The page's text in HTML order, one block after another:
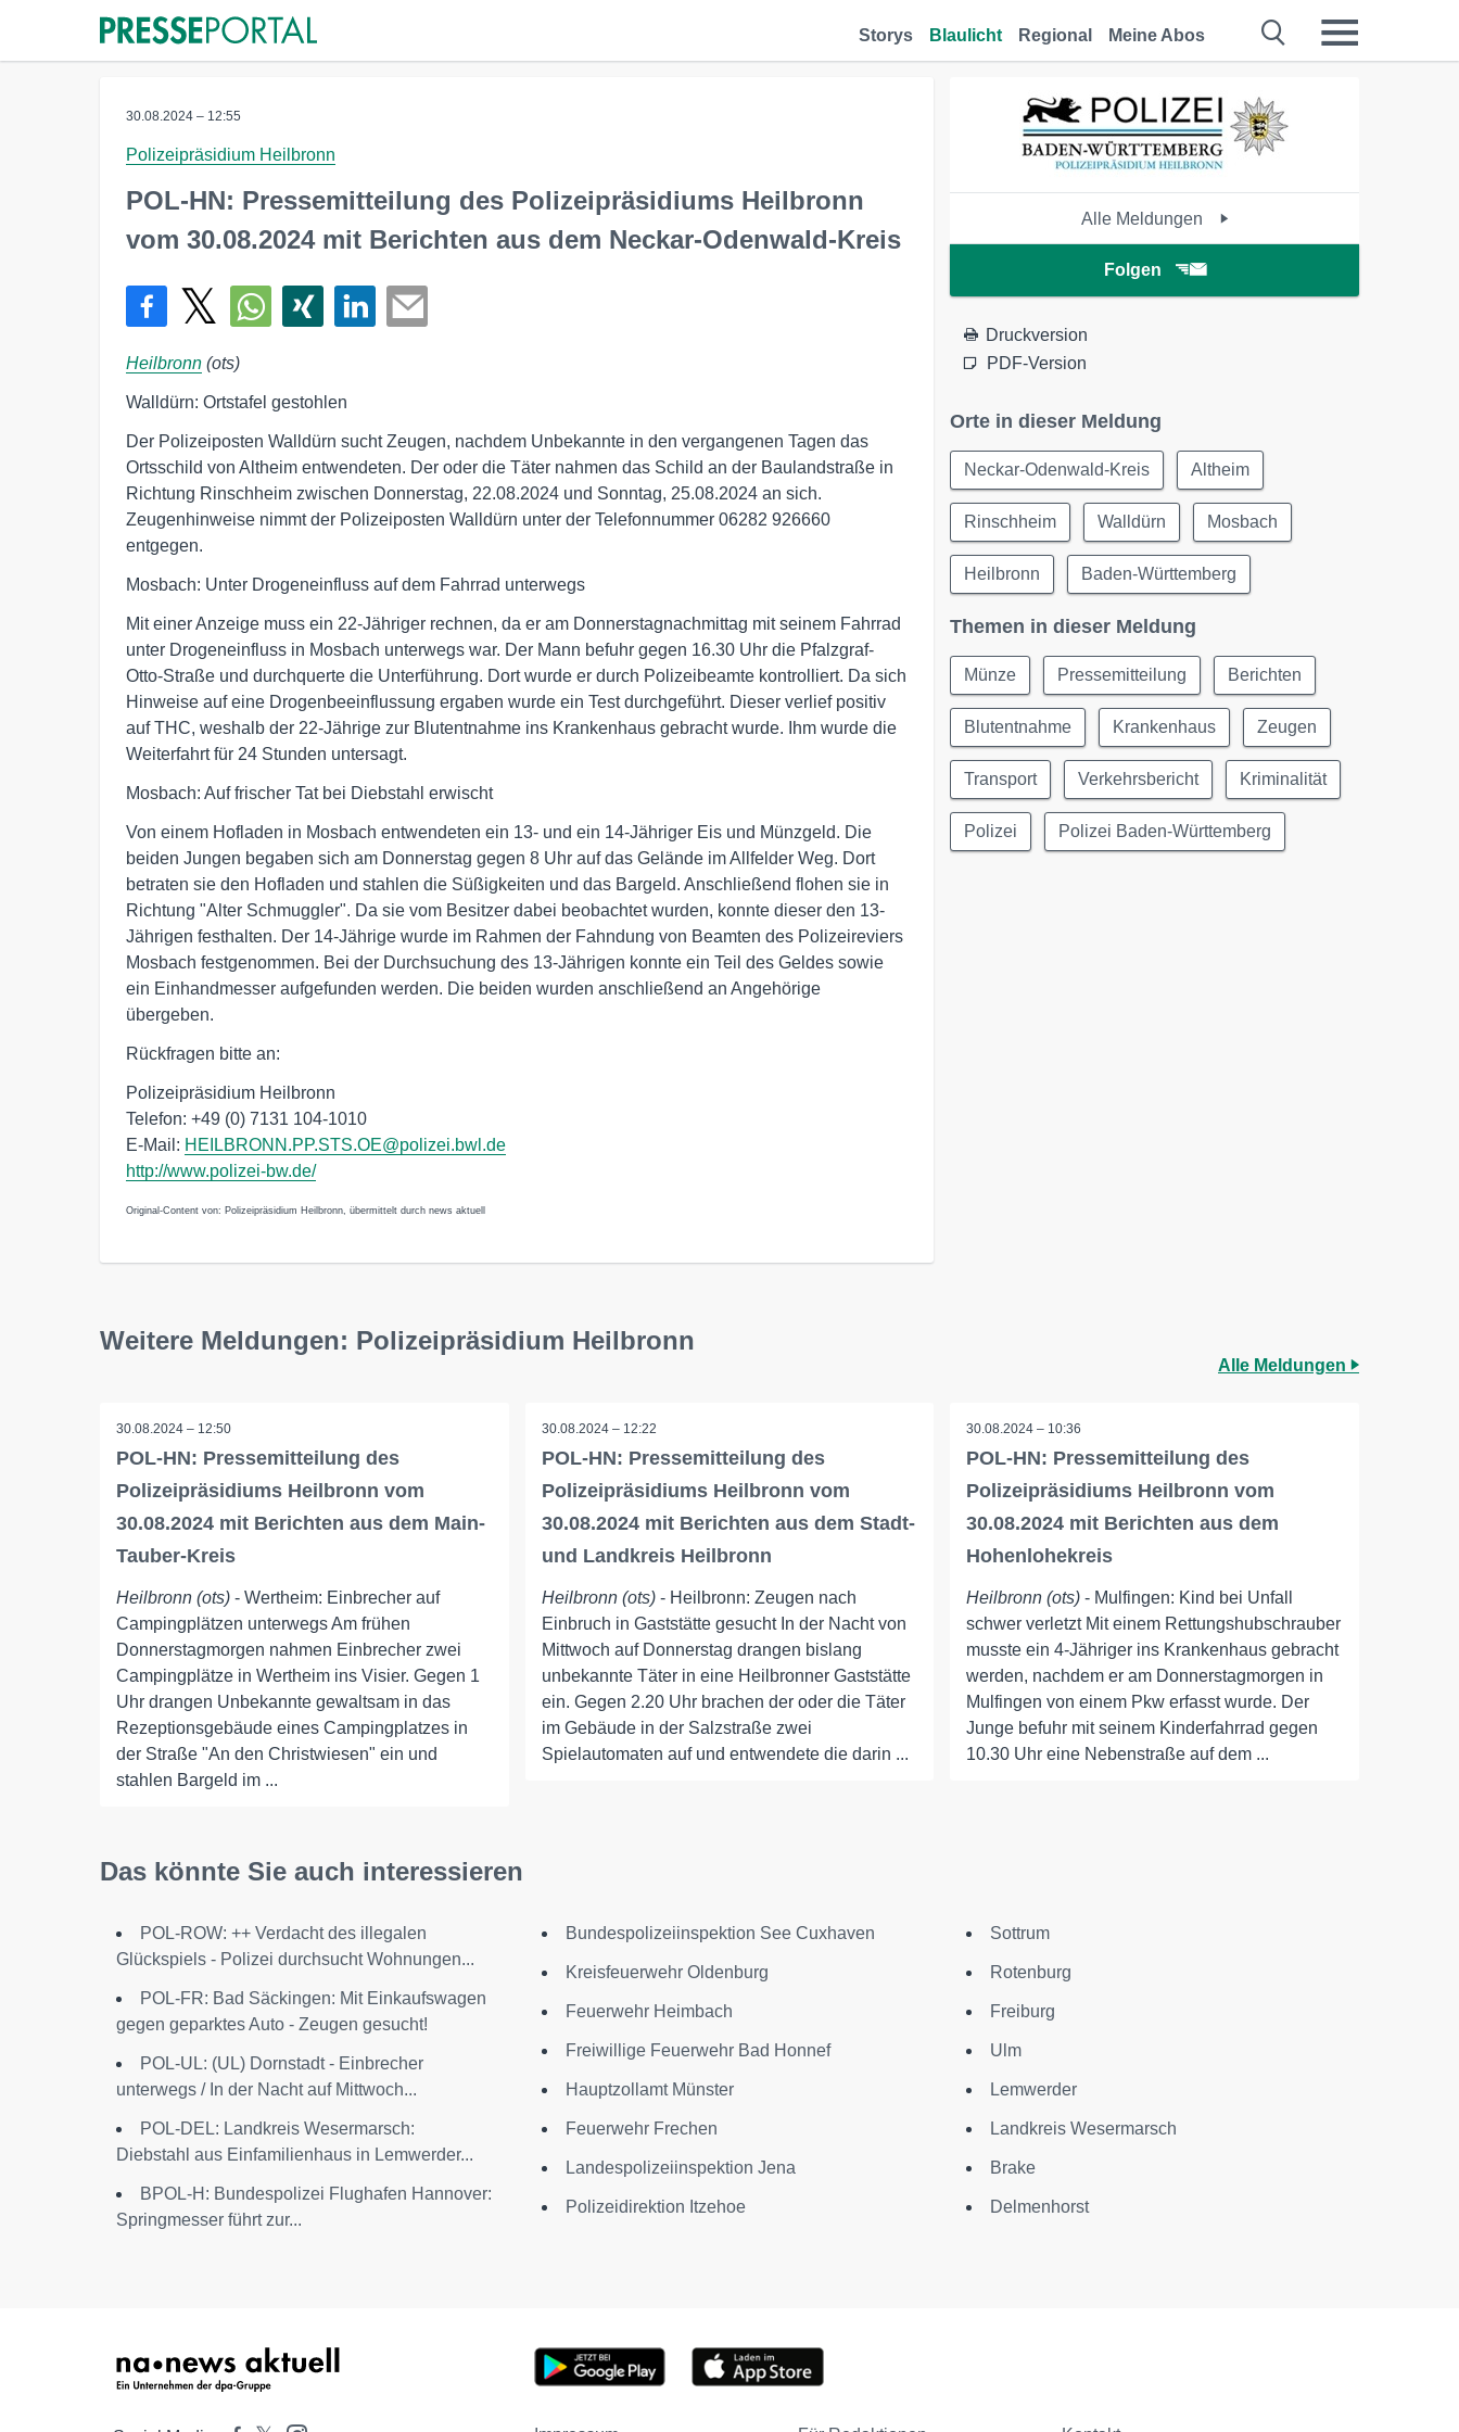
Storys Blaulicht Regional Meine Abos
30.08.2024 – 12:55
Polizeipräsidium Heilbronn
POL-HN: Pressemitteilung des Polizeipräsidiums Heilbronn
vom 30.08.2024 mit Berichten aus dem Neckar-Odenwald-Kreis
Heilbronn (ots)
Walldürn: Ortstafel gestohlen
Der Polizeiposten Walldürn sucht Zeugen, nachdem Unbekannte in den vergangenen Tagen das
Ortsschild von Altheim entwendeten. Der oder die Täter nahmen das Schild an der Baulandstraße in
Richtung Rinschheim zwischen Donnerstag, 22.08.2024 und Sonntag, 25.08.2024 an sich.
Zeugenhinweise nimmt der Polizeiposten Walldürn unter der Telefonnummer 06282 926660
entgegen.
Mosbach: Unter Drogeneinfluss auf dem Fahrrad unterwegs
Mit einer Anzeige muss ein 22-Jähriger rechnen, da er am Donnerstagnachmittag mit seinem Fahrrad
unter Drogeneinfluss in Mosbach unterwegs war. Der Mann befuhr gegen 16.30 Uhr die Pfalzgraf-
Otto-Straße und durchquerte die Unterführung. Dort wurde er durch Polizeibeamte kontrolliert. Da sich
Hinweise auf eine Drogenbeeinflussung ergaben wurde ein Test durchgeführt. Dieser verlief positiv
auf THC, weshalb der 22-Jährige zur Blutentnahme ins Krankenhaus gebracht wurde. Ihm wurde die
Weiterfahrt für 24 Stunden untersagt.
Mosbach: Auf frischer Tat bei Diebstahl erwischt
Von einem Hofladen in Mosbach entwendeten ein 13- und ein 14-Jähriger Eis und Münzgeld. Die
beiden Jungen begaben sich am Donnerstag gegen 8 Uhr auf das Gelände im Allfelder Weg. Dort
betraten sie den Hofladen und stahlen die Süßigkeiten und das Bargeld. Anschließend flohen sie in
Richtung "Alter Schmuggler". Da sie vom Besitzer dabei beobachtet wurden, konnte dieser den 13-
Jährigen festhalten. Der 14-Jährige wurde im Rahmen der Fahndung von Beamten des Polizeireviers
Mosbach festgenommen. Bei der Durchsuchung des 13-Jährigen konnte ein Teil des Geldes sowie
ein Einhandmesser aufgefunden werden. Die beiden wurden anschließend an Angehörige
übergeben.
Rückfragen bitte an:
Polizeipräsidium Heilbronn
Telefon: +49 (0) 7131 104-1010
E-Mail: HEILBRONN.PP.STS.OE@polizei.bwl.de
http://www.polizei-bw.de/
Original-Content von: Polizeipräsidium Heilbronn, übermittelt durch news aktuell
Alle Meldungen
Folgen
Druckversion
PDF-Version
Orte in dieser Meldung
Neckar-Odenwald-Kreis Altheim
Rinschheim Walldürn Mosbach
Heilbronn Baden-Württemberg
Themen in dieser Meldung
Münze Pressemitteilung Berichten
Blutentnahme Krankenhaus Zeugen
Transport Verkehrsbericht Kriminalität
Polizei Polizei Baden-Württemberg
Weitere Meldungen: Polizeipräsidium Heilbronn
Alle Meldungen
30.08.2024 – 12:50
POL-HN: Pressemitteilung des
Polizeipräsidiums Heilbronn vom
30.08.2024 mit Berichten aus dem Main-
Tauber-Kreis
Heilbronn (ots) - Wertheim: Einbrecher auf
Campingplätzen unterwegs Am frühen
Donnerstagmorgen nahmen Einbrecher zwei
Campingplätze in Wertheim ins Visier. Gegen 1
Uhr drangen Unbekannte gewaltsam in das
Rezeptionsgebäude eines Campingplatzes in
der Straße "An den Christwiesen" ein und
stahlen Bargeld im ...
30.08.2024 – 12:22
POL-HN: Pressemitteilung des
Polizeipräsidiums Heilbronn vom
30.08.2024 mit Berichten aus dem Stadt-
und Landkreis Heilbronn
Heilbronn (ots)- Heilbronn: Zeugen nach
Einbruch in Gaststätte gesucht In der Nacht von
Mittwoch auf Donnerstag drangen bislang
unbekannte Täter in eine Heilbronner Gaststätte
ein. Gegen 2.20 Uhr brachen der oder die Täter
im Gebäude in der Salzstraße zwei
Spielautomaten auf und entwendete die darin ...
30.08.2024 – 10:36
POL-HN: Pressemitteilung des
Polizeipräsidiums Heilbronn vom
30.08.2024 mit Berichten aus dem
Hohenlohekreis
Heilbronn (ots) - Mulfingen: Kind bei Unfall
schwer verletzt Mit einem Rettungshubschrauber
musste ein 4-Jähriger ins Krankenhaus gebracht
werden, nachdem er am Donnerstagmorgen in
Mulfingen von einem Pkw erfasst wurde. Der
Junge befuhr mit seinem Kinderfahrrad gegen
10.30 Uhr eine Nebenstraße auf dem ...
Das könnte Sie auch interessieren
POL-ROW: ++ Verdacht des illegalen
Glückspiels - Polizei durchsucht Wohnungen...
POL-FR: Bad Säckingen: Mit Einkaufswagen
gegen geparktes Auto - Zeugen gesucht!
POL-UL: (UL) Dornstadt - Einbrecher
unterwegs / In der Nacht auf Mittwoch...
POL-DEL: Landkreis Wesermarsch:
Diebstahl aus Einfamilienhaus in Lemwerder...
BPOL-H: Bundespolizei Flughafen Hannover:
Springmesser führt zur...
Bundespolizeiinspektion See Cuxhaven
Kreisfeuerwehr Oldenburg
Feuerwehr Heimbach
Freiwillige Feuerwehr Bad Honnef
Hauptzollamt Münster
Feuerwehr Frechen
Landespolizeiinspektion Jena
Polizeidirektion Itzehoe
Sottrum
Rotenburg
Freiburg
Ulm
Lemwerder
Landkreis Wesermarsch
Brake
Delmenhorst